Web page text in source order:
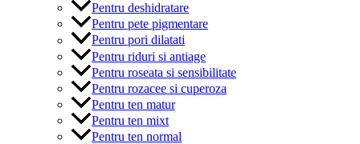
Pentru deshidratare
Pentru pete pigmentare
Pentru pori dilatati
Pentru riduri si antiage
Pentru roseata si sensibilitate
Pentru rozacee si cuperoza
Pentru ten matur
Pentru ten mixt
Pentru ten normal